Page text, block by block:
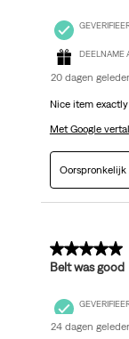
DEELNAME
20 dagen
Nice item
Met Google
Oorspronkelijk
5 van 5
Belt was good
24 dagen